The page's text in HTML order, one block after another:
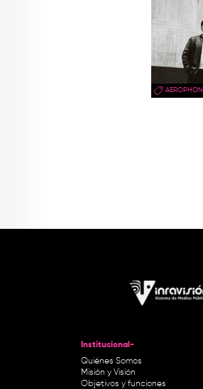
AEROPHON
Institucional-
Quiénes Somos
Misión y Visión
Objetivos y funciones